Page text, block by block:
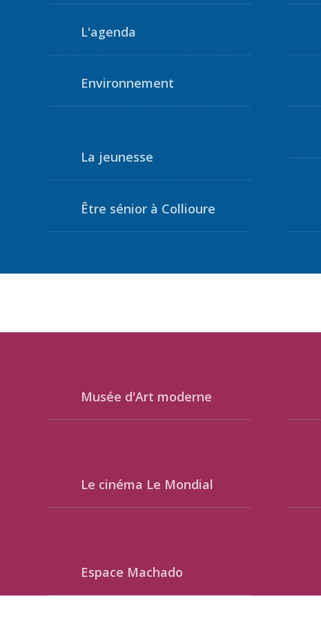
L'agenda
Environnement
La jeunesse
Être sénior à Collioure
Musée d'Art moderne
Le cinéma Le Mondial
Espace Machado